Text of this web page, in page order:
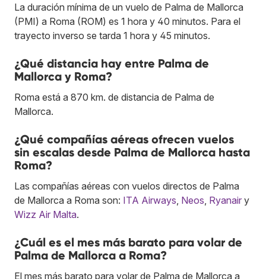
La duración mínima de un vuelo de Palma de Mallorca
(PMI) a Roma (ROM) es 1 hora y 40 minutos. Para el
trayecto inverso se tarda 1 hora y 45 minutos.
¿Qué distancia hay entre Palma de
Mallorca y Roma?
Roma está a 870 km. de distancia de Palma de
Mallorca.
¿Qué compañías aéreas ofrecen vuelos
sin escalas desde Palma de Mallorca hasta
Roma?
Las compañías aéreas con vuelos directos de Palma
de Mallorca a Roma son: ITA Airways Neos Ryanair y
Wizz Air Malta.
¿Cuál es el mes más barato para volar de
Palma de Mallorca a Roma?
El mes más barato para volar de Palma de Mallorca a